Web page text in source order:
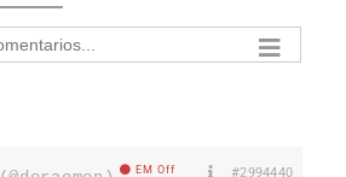
EM Off #2994440